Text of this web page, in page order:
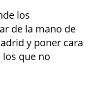
los
de la mano de
y poner cara
que no